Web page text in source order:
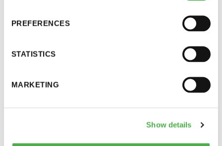
PREFERENCES
STATISTICS
MARKETING
Show details
eli viruksen erittyminen hengitysteistä jatkuu noin
5–10 vuorokautta oireiden alusta. Terveyden ja
perusteella ns. eristystoimet voidaan lieväoireisen
lopettaa, kun oireiden alusta on kulunut 5